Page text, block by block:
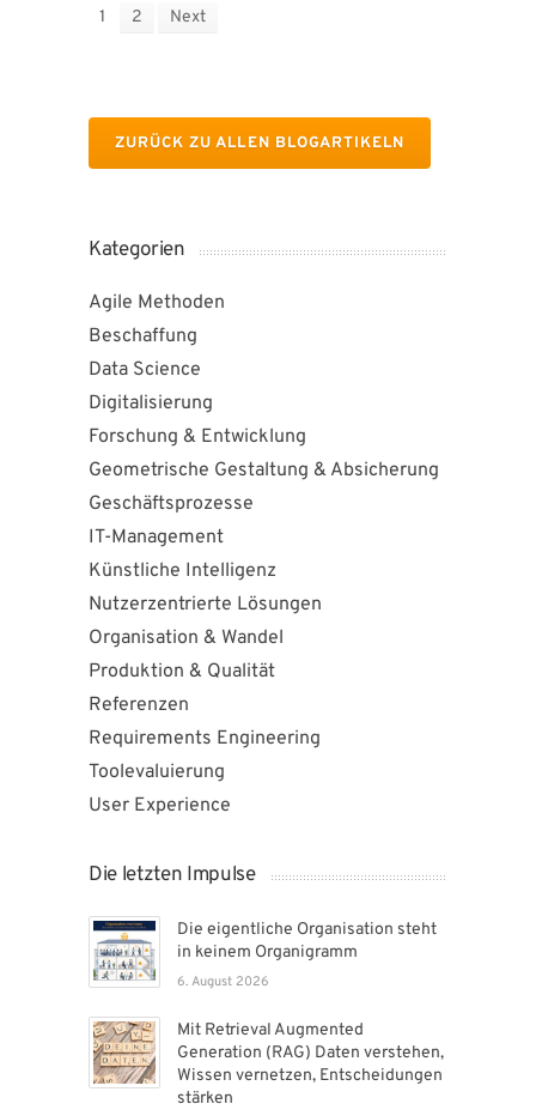
1 2 Next
ZURÜCK ZU ALLEN BLOGARTIKELN
Kategorien
Agile Methoden
Beschaffung
Data Science
Digitalisierung
Forschung & Entwicklung
Geometrische Gestaltung & Absicherung
Geschäftsprozesse
IT-Management
Künstliche Intelligenz
Nutzerzentrierte Lösungen
Organisation & Wandel
Produktion & Qualität
Referenzen
Requirements Engineering
Toolevaluierung
User Experience
Die letzten Impulse
Die eigentliche Organisation steht
in keinem Organigramm
6. August 2026
Mit Retrieval Augmented
Generation (RAG) Daten verstehen,
Wissen vernetzen, Entscheidungen
stärken